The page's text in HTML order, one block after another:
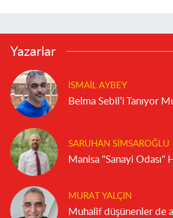
Yazarlar
İSMAIL AYBEY
Belma Sebil’i Tanıyor
SARUHAN SIMSAROĞLU
Manisa "Sanayi Odası"
MURAT YALÇIN
Muhalif düşünenler de